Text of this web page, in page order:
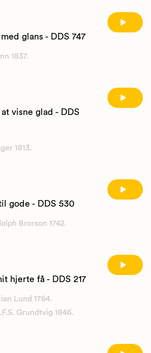
glans - DDS 747
1837.
visne glad - DDS
1813.
gode - DDS 530
Brorson 1742.
hjerte få - DDS 217
Lund 1764.
Grundtvig 1846.